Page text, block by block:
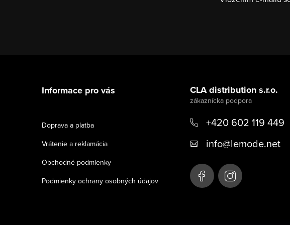
Informace pro vás
Doprava a platba
Vrátenie a reklamácia
Obchodné podmienky
Podmienky ochrany osobných údajov
CLA distribution s.r.o.
+420 602 119 449
info@lemode.net